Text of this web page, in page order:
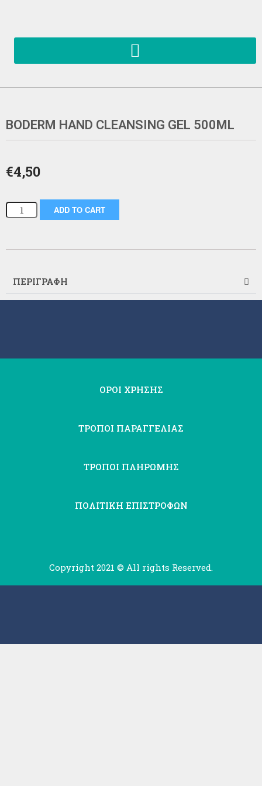
BODERM HAND CLEANSING GEL 500ML
€4,50
ADD TO CART
ΠΕΡΙΓΡΑΦΗ
ΟΡΟΙ ΧΡΗΣΗΣ
ΤΡΟΠΟΙ ΠΑΡΑΓΓΕΛΙΑΣ
ΤΡΟΠΟΙ ΠΛΗΡΩΜΗΣ
ΠΟΛΙΤΙΚΗ ΕΠΙΣΤΡΟΦΩΝ
Copyright 2021 © All rights Reserved.